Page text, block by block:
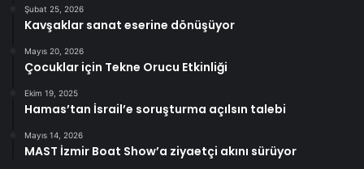
Şubat 25, 2026
Kavşaklar sanat eserine dönüşüyor
Mayıs 20, 2026
Çocuklar için Tekne Orucu Etkinliği
Ekim 19, 2025
Hamas’tan İsrail’e soruşturma açılsın talebi
Mayıs 14, 2026
MAST İzmir Boat Show’a ziyaetçi akını sürüyor